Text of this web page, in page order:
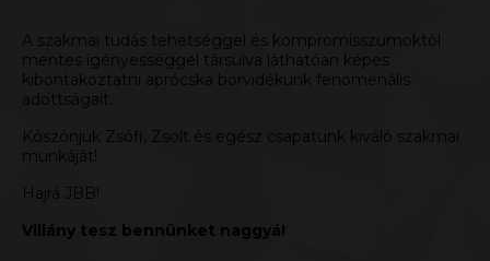
A szakmai tudás tehetséggel és kompromisszumoktól
mentes igényességgel társulva láthatóan képes
kibontakoztatni aprócska borvidékünk fenomenális
adottságait.
Köszönjük Zsófi, Zsolt és egész csapatunk kiváló szakmai
munkáját!
Hajrá JBB!
Villány tesz bennünket naggyá!